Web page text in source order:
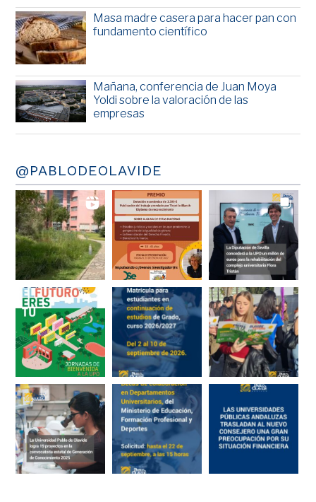
Masa madre casera para hacer pan con
fundamento científico
Mañana, conferencia de Juan Moya
Yoldi sobre la valoración de las
empresas
@PABLODEOLAVIDE